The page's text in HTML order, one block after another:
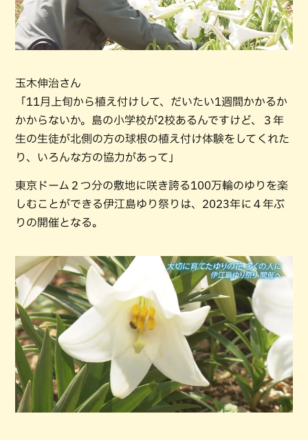
玉木伸治さん
「11月上旬から植え付けして、だいたい1週間かかるか
かからないか。島の小学校が2校あるんですけど、３年
生の生徒が北側の方の球根の植え付け体験をしてくれた
り、いろんな方の協力があって」
東京ドーム２つ分の敷地に咲き誇る100万輪のゆりを楽
しむことができる伊江島ゆり祭りは、2023年に４年ぶ
りの開催となる。